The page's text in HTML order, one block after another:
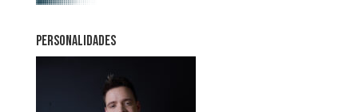
PERSONALIDADES